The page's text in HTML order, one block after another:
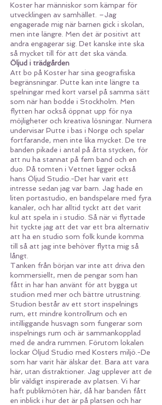
Koster har människor som kämpar för
utvecklingen av samhället. –Jag
engagerade mig när barnen gick i skolan,
men inte längre. Men det är positivt att
andra engagerar sig. Det kanske inte ska
så mycket till för att det ska vända.
Öljud i trädgården
Att bo på Koster har sina geografiska
begränsningar. Putte kan inte längre ta
spelningar med kort varsel på samma sätt
som när han bodde i Stockholm. Men
flytten har också öppnat upp för nya
möjligheter och kreativa lösningar. Numera
undervisar Putte i bas i Norge och spelar
fortfarande, men inte lika mycket. De tre
banden pikade i antal på åtta stycken, för
att nu ha stannat på fem band och en
duo. På tomten i Vettnet ligger också
hans Öljud Studio.-Det har varit ett
intresse sedan jag var barn. Jag hade en
liten portastudio, en bandspelare med fyra
kanaler, och har alltid tyckt att det varit
kul att spela in i studio. Så när vi flyttade
hit tyckte jag att det var ett bra alternativ
att ha en studio som folk kunde komma
till så att jag inte behöver flytta mig så
långt.
Tanken från början var inte att driva den
kommersiellt, men de pengar som han
fått in har han använt för att bygga ut
studion med mer och bättre utrustning.
Studion består av ett stort inspelnings
rum, ett mindre kontrollrum och en
intilliggande husvagn som fungerar som
inspelnings rum och är sammankopplad
med de andra rummen. Förutom lokalen
lockar Öljud Studio med Kosters miljö.-De
som har varit här älskar det. Bara att vara
här, utan distraktioner. Jag upplever att de
blir väldigt inspirerade av platsen. Vi har
haft publikmöten här, då har banden fått
en inblick i hur det är på platsen och har